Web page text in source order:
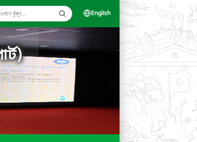
English